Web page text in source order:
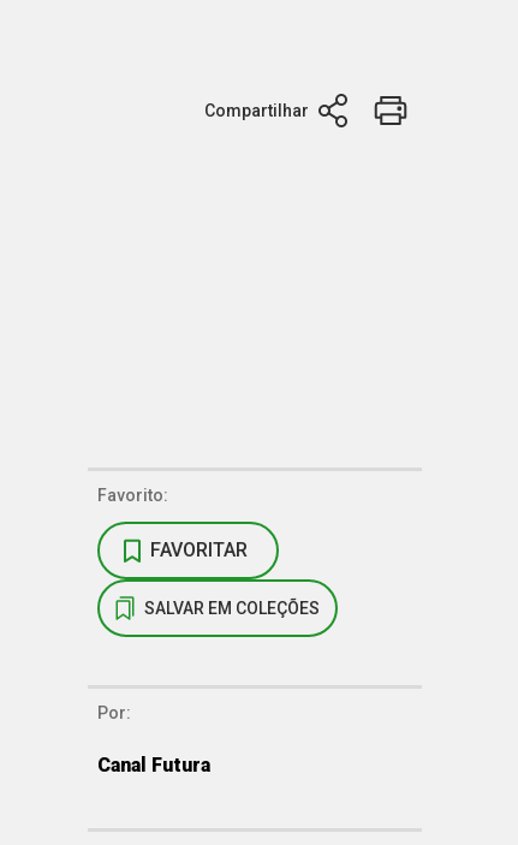
Compartilhar
Favorito:
FAVORITAR
SALVAR EM COLEÇÕES
Por:
Canal Futura